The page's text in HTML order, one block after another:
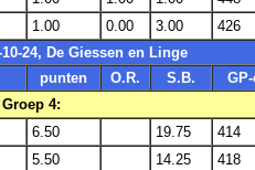
1.00 0.00 3.00
426
10-24, De Giessen en Linge
punten O.R. S.B.
Groep 4:
6.50 19.75
414
5.50 14.25
418